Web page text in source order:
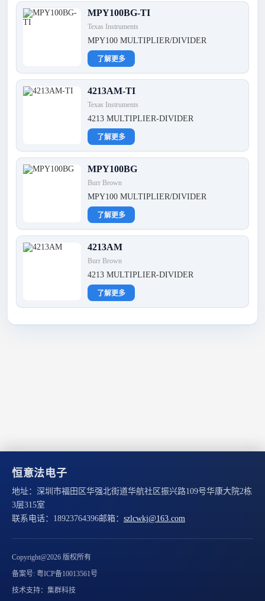
MPY100BG-TI
Texas Instruments
MPY100 MULTIPLIER/DIVIDER
了解更多
4213AM-TI
Texas Instruments
4213 MULTIPLIER-DIVIDER
了解更多
MPY100BG
Burr Brown
MPY100 MULTIPLIER/DIVIDER
了解更多
4213AM
Burr Brown
4213 MULTIPLIER-DIVIDER
了解更多
恒意法电子
地址： 深圳市福田区华强北街道华航社区振兴路109号华康大院2栋
3层315室
联系电话： 18923764396邮箱： szlcwkj@163.com
Copyright@2026 版权所有
备案号: 粤ICP备10013561号
技术支持：集群科技